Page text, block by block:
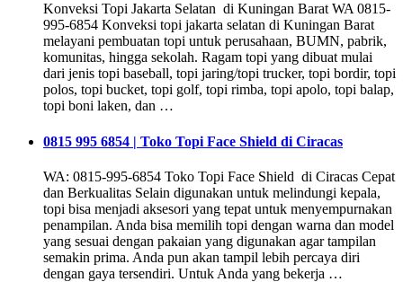
Konveksi Topi Jakarta Selatan di Kuningan Barat WA 0815-
995-6854 Konveksi topi jakarta selatan di Kuningan Barat
melayani pembuatan topi untuk perusahaan, BUMN, pabrik,
komunitas, hingga sekolah. Ragam topi yang dibuat mulai
dari jenis topi baseball, topi jaring/topi trucker, topi bordir, topi
polos, topi bucket, topi golf, topi rimba, topi apolo, topi balap,
topi boni laken, dan …
0815 995 6854 | Toko Topi Face Shield di Ciracas
WA: 0815-995-6854 Toko Topi Face Shield di Ciracas Cepat
dan Berkualitas Selain digunakan untuk melindungi kepala,
topi bisa menjadi aksesori yang tepat untuk menyempurnakan
penampilan. Anda bisa memilih topi dengan warna dan model
yang sesuai dengan pakaian yang digunakan agar tampilan
semakin prima. Anda pun akan tampil lebih percaya diri
dengan gaya tersendiri. Untuk Anda yang bekerja …